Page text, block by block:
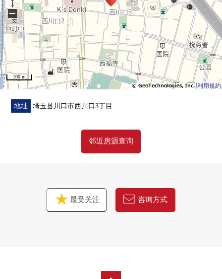
[交换]
・全室地板、CF
・地板、畳
・门、门
・组合厨房(附带洗碗机)
・厕所(附带温水冲洗马桶座)
・整体卫浴
・盥洗台
・鞋柜
■在找想要的家方面给予帮助的━━━━━・・・
房源的详细、需讨论是如有意向，请跟我们联系。
利用規約
100 m
−
地址 埼玉县川口市西川口3丁目
邻近房源查询
最受关注 咨询方式